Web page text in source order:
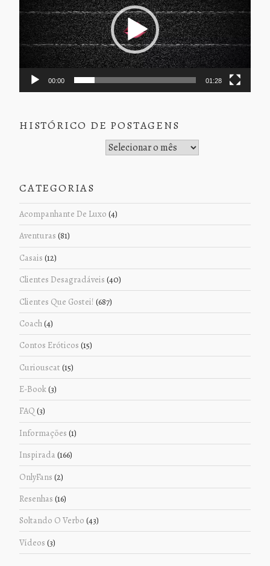
00:00 01:28
HISTÓRICO DE POSTAGENS
CATEGORIAS
Acompanhante De Luxo (4)
Aventuras (81)
Casais (12)
Clientes Desagradáveis (40)
Clientes Que Gostei! (687)
Coach(4)
Contos Eróticos (15)
Curiouscat (15)
E-Book(3)
FAQ (3)
Informações (1)
Inspirada (166)
OnlyFans (2)
Resenhas (16)
Soltando O Verbo (43)
Vídeos (3)